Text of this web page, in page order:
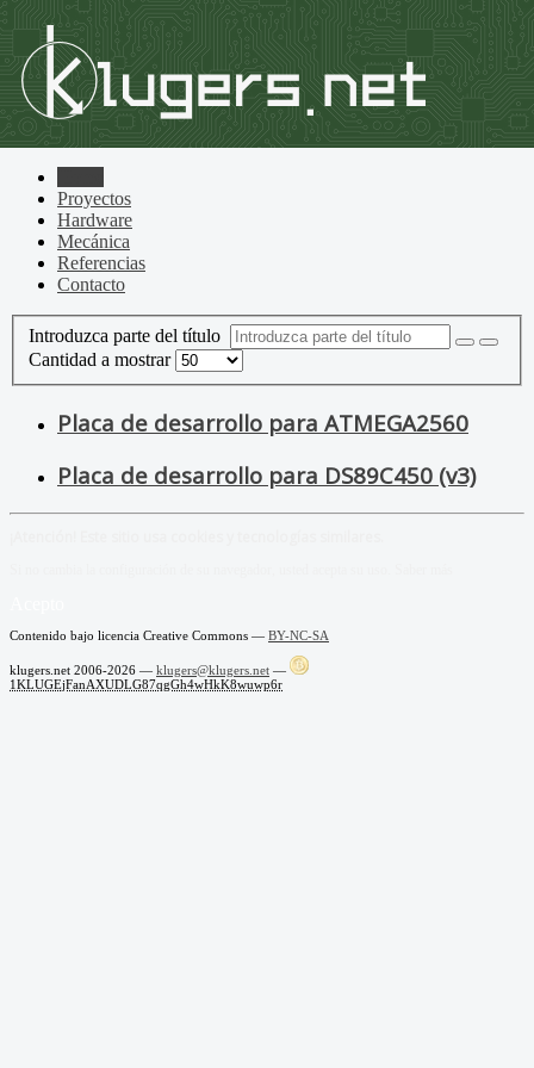
Proyectos
Hardware
Mecánica
Referencias
Contacto
Introduzca parte del título
Cantidad a mostrar
Placa de desarrollo para ATMEGA2560
Placa de desarrollo para DS89C450 (v3)
Contenido bajo licencia Creative Commons — BY-NC-SA
klugers.net 2006-2026 — klugers@klugers.net —
1KLUGEjFanAXUDLG87qgGh4wHkK8wuwp6r